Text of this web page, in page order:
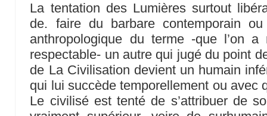
La tentation des Lumières surtout
de. faire du barbare contemporain
anthropologique du terme -que l’on
respectable- un autre qui jugé du point
de La Civilisation devient un humain
qui lui succède temporellement ou avec
Le civilisé est tenté de s’attribuer de